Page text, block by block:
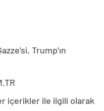
Trump’ın
içerikler ile ilgili olarak